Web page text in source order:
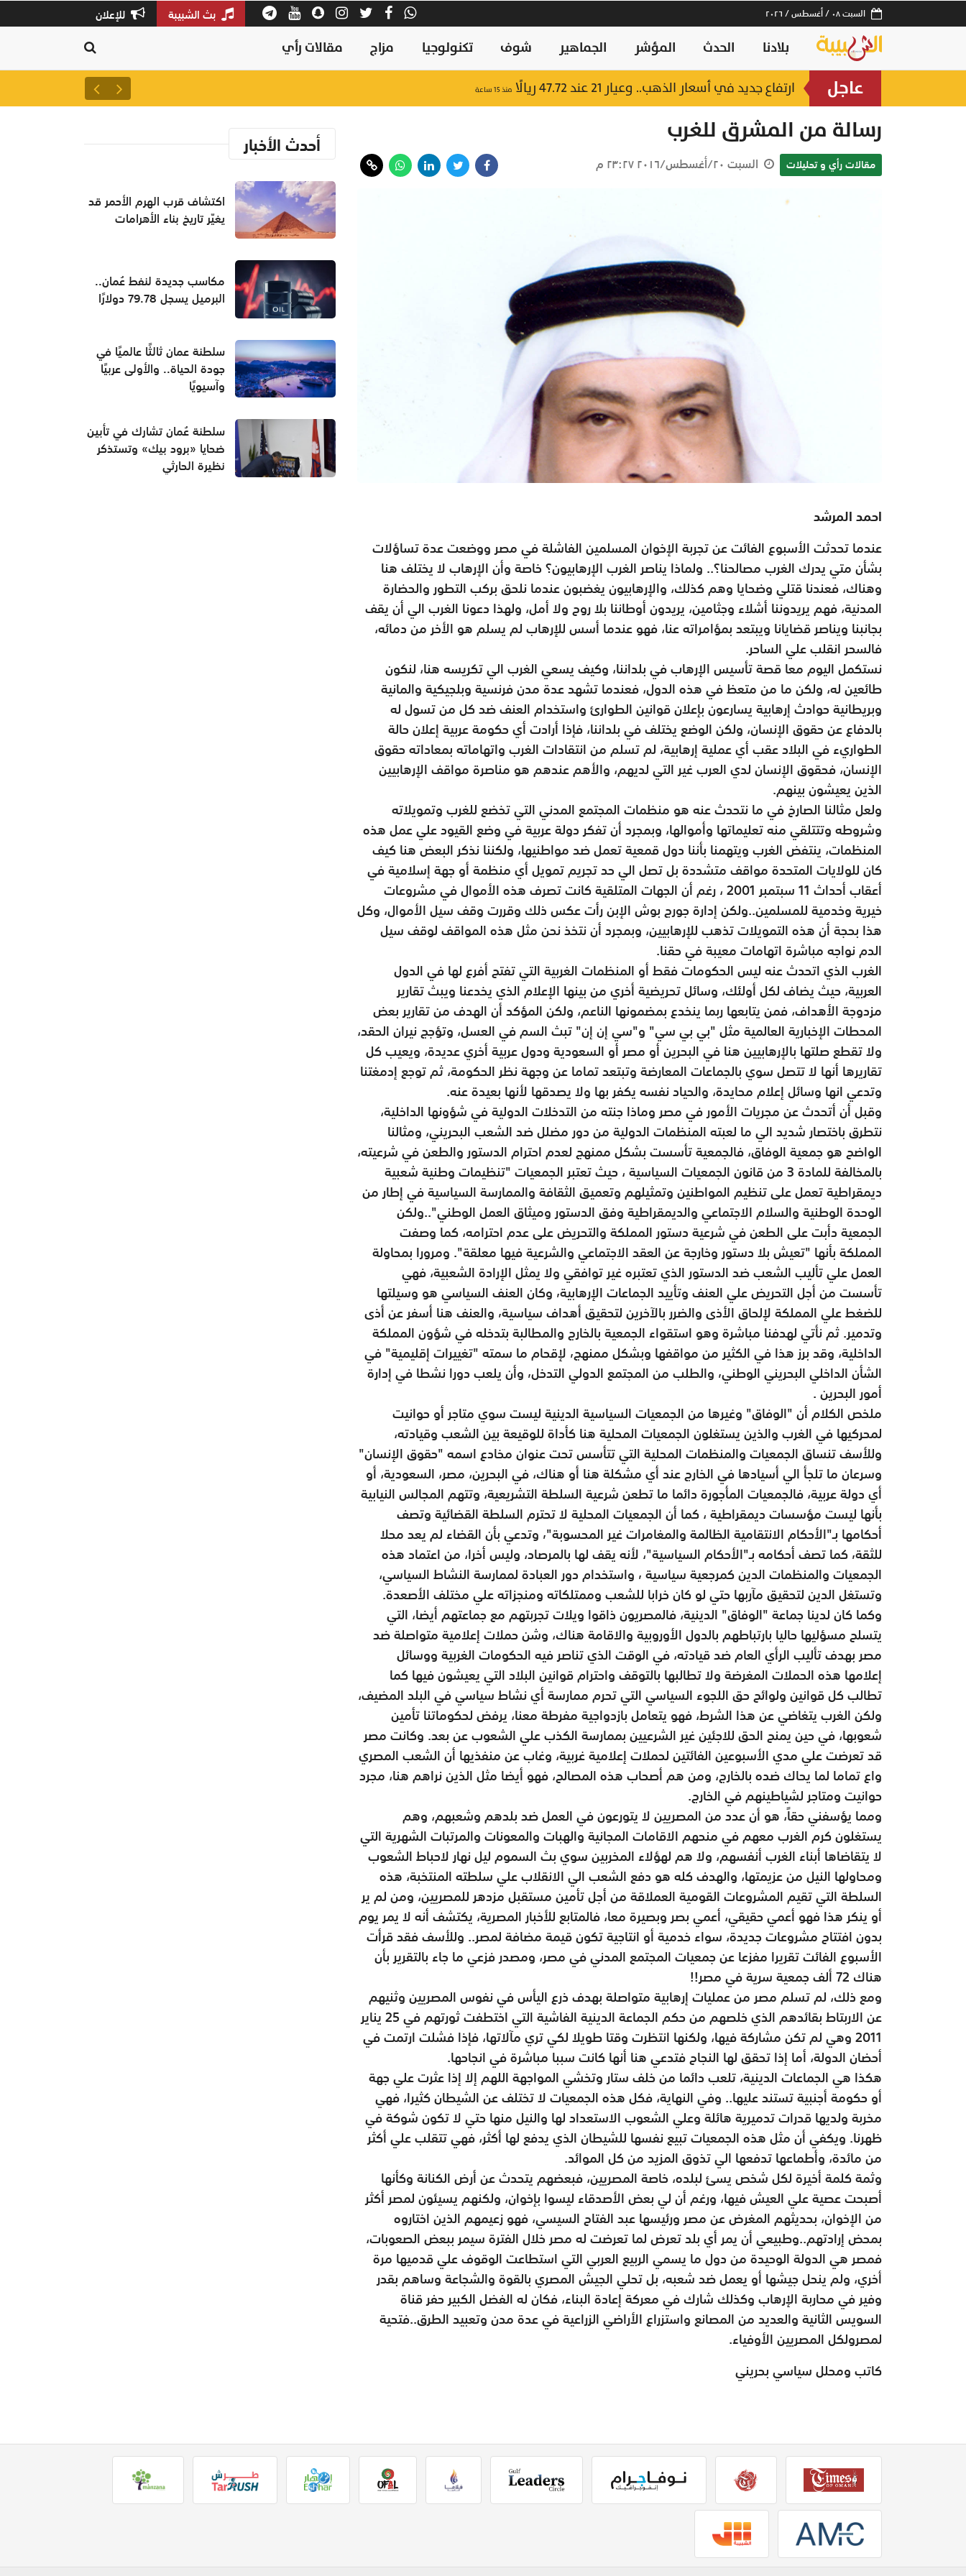
السبت ٠٨ / أغسطس / ٢٠٢٦ بث الشبيبة للإعلان
بلادنا الحدث المؤشر الجماهير شوف تكنولوجيا مزاج مقالات رأي
عاجل ارتفاع جديد في أسعار الذهب.. وعيار 21 عند 47.72 ريالًا منذ ١٥ ساعة سلطنة عمان ثالثًا عالميًا في
رسالة من المشرق للغرب
مقالات رأي و تحليلات السبت ٢٠/أغسطس/٢٠١٦ ٢٣:٢٧ م
احمد المرشد
عندما تحدثت الأسبوع الفائت عن تجربة الإخوان المسلمين الفاشلة في مصر ووضعت عدة تساؤلات
بشأن متي يدرك الغرب مصالحنا؟.. ولماذا يناصر الغرب الإرهابيون؟ خاصة وأن الإرهاب لا يختلف هنا
وهناك، فعندنا قتلي وضحايا وهم كذلك، والإرهابيون يغضبون عندما نلحق بركب التطور والحضارة
المدنية، فهم يريدوننا أشلاء وجثامين، يريدون أوطاننا بلا روح ولا أمل، ولهذا دعونا الغرب الي أن يقف
بجانبنا ويناصر قضايانا ويبتعد بمؤامراته عنا، فهو عندما أسس للإرهاب لم يسلم هو الأخر من دمائه،
فالسحر انقلب علي الساحر.
نستكمل اليوم معا قصة تأسيس الإرهاب في بلداننا، وكيف يسعي الغرب الي تكريسه هنا، لنكون
طائعين له، ولكن ما من متعظ في هذه الدول، فعندما تشهد عدة مدن فرنسية وبلجيكية والمانية
وبريطانية حوادث إرهابية يسارعون بإعلان قوانين الطوارئ واستخدام العنف ضد كل من تسول له
بالدفاع عن حقوق الإنسان، ولكن الوضع يختلف في بلداننا، فإذا أرادت أي حكومة عربية إعلان حالة
الطواريء في البلاد عقب أي عملية إرهابية، لم تسلم من انتقادات الغرب واتهاماته بمعاداته حقوق
الإنسان، فحقوق الإنسان لدي العرب غير التي لديهم، والأهم عندهم هو مناصرة مواقف الإرهابيين
الذين يعيشون بينهم.
ولعل مثالنا الصارخ في ما نتحدث عنه هو منظمات المجتمع المدني التي تخضع للغرب وتمويلاته
وشروطه وتتتلقي منه تعليماتها وأموالها، وبمجرد أن تفكر دولة عربية في وضع القيود علي عمل هذه
المنظمات، ينتفض الغرب ويتهمنا بأننا دول قمعية تعمل ضد مواطنيها، ولكننا نذكر البعض هنا كيف
كان للولايات المتحدة مواقف متشددة بل تصل الي حد تجريم تمويل أي منظمة أو جهة إسلامية في
أعقاب أحداث 11 سبتمبر 2001 ، رغم أن الجهات المتلقية كانت تصرف هذه الأموال في مشروعات
خيرية وخدمية للمسلمين..ولكن إدارة جورج بوش الإبن رأت عكس ذلك وقررت وقف سيل الأموال، وكل
هذا بحجة أن هذه التمويلات تذهب للإرهابيين، وبمجرد أن نتخذ نحن مثل هذه المواقف لوقف سيل
الدم نواجه مباشرة اتهامات معيبة في حقنا.
الغرب الذي اتحدث عنه ليس الحكومات فقط أو المنظمات الغربية التي تفتح أفرع لها في الدول
العربية، حيث يضاف لكل أولئك، وسائل تحريضية أخري من بينها الإعلام الذي يخدعنا ويبث تقارير
مزدوجة الأهداف، فمن يتابعها ربما ينخدع بمضمونها الناعم، ولكن المؤكد أن الهدف من تقارير بعض
المحطات الإخبارية العالمية مثل "بي بي سي" و"سي إن إن" تبث السم في العسل، وتؤجج نيران الحقد،
ولا تقطع صلتها بالإرهابيين هنا في البحرين أو مصر أو السعودية ودول عربية أخري عديدة، ويعيب كل
تقاريرها أنها لا تتصل سوي بالجماعات المعارضة وتبتعد تماما عن وجهة نظر الحكومة، ثم توجع إدمغتنا
وتدعي انها وسائل إعلام محايدة، والحياد نفسه يكفر بها ولا يصدقها لأنها بعيدة عنه.
وقبل أن أتحدث عن مجريات الأمور في مصر وماذا جنته من التدخلات الدولية في شؤونها الداخلية،
نتطرق باختصار شديد الي ما لعبته المنظمات الدولية من دور مضلل ضد الشعب البحريني، ومثالنا
الواضح هو جمعية الوفاق، فالجمعية تأسست بشكل ممنهج لعدم احترام الدستور والطعن في شرعيته،
بالمخالفة للمادة 3 من قانون الجمعيات السياسية ، حيث تعتبر الجمعيات "تنظيمات وطنية شعبية
ديمقراطية تعمل على تنظيم المواطنين وتمثيلهم وتعميق الثقافة والممارسة السياسية في إطار من
الوحدة الوطنية والسلام الاجتماعي والديمقراطية وفق الدستور وميثاق العمل الوطني"..ولكن
الجمعية دأبت على الطعن في شرعية دستور المملكة والتحريض على عدم احترامه، كما وصفت
المملكة بأنها "تعيش بلا دستور وخارجة عن العقد الاجتماعي والشرعية فيها معلقة". ومرورا بمحاولة
العمل علي تأليب الشعب ضد الدستور الذي تعتبره غير توافقي ولا يمثل الإرادة الشعبية، فهي
تأسست من أجل التحريض علي العنف وتأييد الجماعات الإرهابية٬ وكان العنف السياسي هو وسيلتها
للضغط علي المملكة لإلحاق الأذى والضرر بالآخرين لتحقيق أهداف سياسية٬ والعنف هنا أسفر عن أذى
وتدمير. ثم نأتي لهدفنا مباشرة وهو استقواء الجمعية بالخارج والمطالبة بتدخله في شؤون المملكة
الداخلية، وقد برز هذا في الكثير من مواقفها وبشكل ممنهج٬ لإقحام ما سمته "تغييرات إقليمية" في
الشأن الداخلي البحريني الوطني٬ والطلب من المجتمع الدولي التدخل٬ وأن يلعب دورا نشطا في إدارة
أمور البحرين .
ملخص الكلام أن "الوفاق" وغيرها من الجمعيات السياسية الدينية ليست سوي متاجر أو حوانيت
لمحركيها في الغرب والذين يستغلون الجمعيات المحلية هنا كأداة للوقيعة بين الشعب وقيادته،
وللأسف تنساق الجمعيات والمنظمات المحلية التي تتأسس تحت عنوان مخادع اسمه "حقوق الإنسان"
وسرعان ما تلجأ الي أسيادها في الخارج عند أي مشكلة هنا أو هناك، في البحرين، مصر، السعودية، أو
أي دولة عربية، فالجمعيات المأجورة دائما ما تطعن شرعية السلطة التشريعية، وتتهم المجالس النيابية
بأنها ليست مؤسسات ديمقراطية ، كما أن الجمعيات المحلية لا تحترم السلطة القضائية وتصف
أحكامها بـ"الأحكام الانتقامية الظالمة والمغامرات غير المحسوبة"٬ وتدعي بأن القضاء لم يعد محلا
للثقة٬ كما تصف أحكامه بـ"الأحكام السياسية"، لأنه يقف لها بالمرصاد، وليس أخرا، من اعتماد هذه
الجمعيات والمنظمات الدين كمرجعية سياسية ٬ واستخدام دور العبادة لممارسة النشاط السياسي،
وتستغل الدين لتحقيق مآربها حتي لو كان خرابا للشعب وممتلكاته ومنجزاته علي مختلف الأصعدة.
وكما كان لدينا جماعة "الوفاق" الدينية، فالمصريون ذاقوا ويلات تجربتهم مع جماعتهم أيضا، التي
يتسلح مسؤليها حاليا بارتباطهم بالدول الأوروبية والاقامة هناك، وشن حملات إعلامية متواصلة ضد
مصر بهدف تأليب الرأي العام ضد قيادته، في الوقت الذي تناصر فيه الحكومات الغربية ووسائل
إعلامها هذه الحملات المغرضة ولا تطالبها بالتوقف واحترام قوانين البلاد التي يعيشون فيها كما
تطالب كل قوانين ولوائح حق اللجوء السياسي التي تحرم ممارسة أي نشاط سياسي في البلد المضيف،
ولكن الغرب يتغاضي عن هذا الشرط، فهو يتعامل بازدواجية مفرطة معنا، يرفض لحكوماتنا تأمين
شعوبها، في حين يمنح الحق للاجئين غير الشرعيين بممارسة الكذب علي الشعوب عن بعد. وكانت مصر
قد تعرضت علي مدي الأسبوعين الفائتين لحملات إعلامية غربية، وغاب عن منفذيها أن الشعب المصري
واع تماما لما يحاك ضده بالخارج، ومن هم أصحاب هذه المصالح، فهو أيضا مثل الذين نراهم هنا، مجرد
حوانيت ومتاجر لشياطينهم في الخارج.
ومما يؤسفني حقاً، هو أن عدد من المصريين لا يتورعون في العمل ضد بلدهم وشعبهم، وهم
يستغلون كرم الغرب معهم في منحهم الاقامات المجانية والهبات والمعونات والمرتبات الشهرية التي
لا يتقاضاها أبناء الغرب أنفسهم، ولا هم لهؤلاء المخربين سوي بث السموم ليل نهار لاحباط الشعوب
ومحاولها النيل من عزيمتها، والهدف كله هو دفع الشعب الي الانقلاب علي سلطته المنتخبة، هذه
السلطة التي تقيم المشروعات القومية العملاقة من أجل تأمين مستقبل مزدهر للمصريين، ومن لم ير
أو ينكر هذا فهو أعمي حقيقي، أعمي بصر وبصيرة معا، فالمتابع للأخبار المصرية، يكتشف أنه لا يمر يوم
بدون افتتاح مشروعات جديدة، سواء خدمية أو انتاجية تكون قيمة مضافة لمصر.. وللأسف فقد قرأت
الأسبوع الفائت تقريرا مفزعا عن جمعيات المجتمع المدني في مصر، ومصدر فزعي ما جاء بالتقرير بأن
هناك 72 ألف جمعية سرية في مصر!!
ومع ذلك، لم تسلم مصر من عمليات إرهابية متواصلة بهدف ذرع اليأس في نفوس المصريين وثنيهم
عن الاربتاط بقائدهم الذي خلصهم من حكم الجماعة الدينية الفاشية التي اختطفت ثورتهم في 25 يناير
2011 وهي لم تكن مشاركة فيها، ولكنها انتظرت وقتا طويلا لكي تري مآلاتها، فإذا فشلت ارتمت في
أحضان الدولة، أما إذا تحقق لها النجاح فتدعي هنا أنها كانت سببا مباشرة في انجاحها.
هكذا هي الجماعات الدينية، تلعب دائما من خلف ستار وتخشي المواجهة اللهم إلا إذا عثرت علي جهة
أو حكومة أجنبية تستند عليها.. وفي النهاية، فكل هذه الجمعيات لا تختلف عن الشيطان كثيرا، فهي
مخربة ولديها قدرات تدميرية هائلة وعلي الشعوب الاستعداد لها والنيل منها حتي لا تكون شوكة في
ظهرنا. ويكفي أن مثل هذه الجمعيات تبيع نفسها للشيطان الذي يدفع لها أكثر، فهي تتقلب علي أكثر
من مائدة، وأطماعها تدفعها الي تذوق المزيد من كل الموائد.
وثمة كلمة أخيرة لكل شخص يسئ لبلده، خاصة المصريين، فبعضهم يتحدث عن أرض الكنانة وكأنها
أصبحت عصية علي العيش فيها، ورغم أن لي بعض الأصدقاء ليسوا بإخوان، ولكنهم يسيئون لمصر أكثر
من الإخوان، بحديثهم المغرض عن مصر ورئيسها عبد الفتاح السيسي، فهو زعيمهم الذين اختاروه
بمحض إرادتهم..وطبيعي أن يمر أي بلد تعرض لما تعرضت له مصر خلال الفترة سيمر ببعض الصعوبات،
فمصر هي الدولة الوحيدة من دول ما يسمي الربيع العربي التي استطاعت الوقوف علي قدميها مرة
أخري، ولم ينحل جيشها أو يعمل ضد شعبه، بل تحلي الجيش المصري بالقوة والشجاعة وساهم بقدر
وفير في محاربة الإرهاب وكذلك شارك في معركة إعادة البناء، فكان له الفضل الكبير حفر قناة
السويس الثانية والعديد من المصانع واستزراع الأراضي الزراعية في عدة مدن وتعبيد الطرق..فتحية
لمصرولكل المصريين الأوفياء.
كاتب ومحلل سياسي بحريني
أحدث الأخبار
اكتشاف قرب الهرم الأحمر قد
يغيّر تاريخ بناء الأهرامات
مكاسب جديدة لنفط عُمان..
البرميل يسجل 79.78 دولارًا
سلطنة عمان ثالثًا عالميًا في
جودة الحياة.. والأولى عربيًا
وآسيويًا
سلطنة عُمان تشارك في تأبين
ضحايا «برود بيك» وتستذكر
نظيرة الحارثي